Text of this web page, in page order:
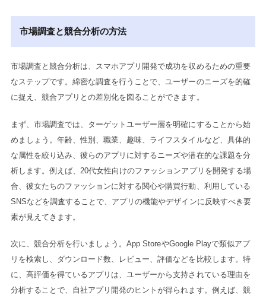
市場調査と競合分析の方法
市場調査と競合分析は、スマホアプリ開発で成功を収めるための重要
なステップです。綿密な調査を行うことで、ユーザーのニーズを的確
に捉え、競合アプリとの差別化を図ることができます。
まず、市場調査では、ターゲットユーザー層を明確にすることから始
めましょう。年齢、性別、職業、趣味、ライフスタイルなど、具体的
な属性を絞り込み、彼らのアプリに対するニーズや潜在的な課題を分
析します。例えば、20代女性向けのファッションアプリを開発する場
合、彼女たちのファッションに対する関心や購買行動、利用している
SNSなどを調査することで、アプリの機能やデザインに反映すべき要
素が見えてきます。
次に、競合分析を行いましょう。App StoreやGoogle Playで類似アプ
リを検索し、ダウンロード数、レビュー、評価などを比較します。特
に、高評価を得ているアプリは、ユーザーから支持されている理由を
分析することで、自社アプリ開発のヒントが得られます。例えば、競